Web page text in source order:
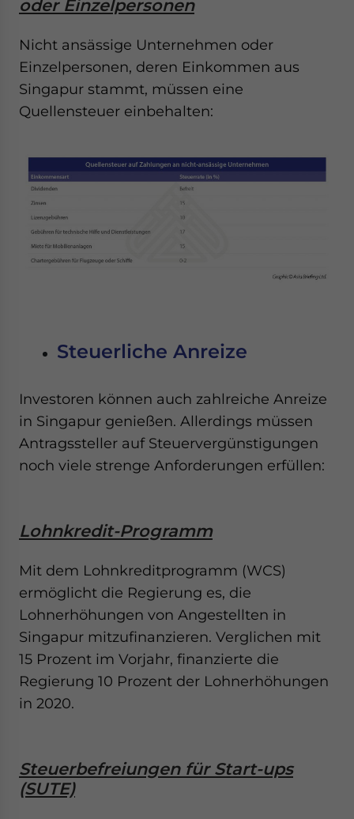
oder Einzelpersonen
Nicht ansässige Unternehmen oder
Einzelpersonen, deren Einkommen aus
Singapur stammt, müssen eine
Quellensteuer einbehalten:
Steuerliche Anreize
Investoren können auch zahlreiche Anreize
in Singapur genießen. Allerdings müssen
Antragssteller auf Steuervergünstigungen
noch viele strenge Anforderungen erfüllen:
Lohnkredit-Programm
Mit dem Lohnkreditprogramm (WCS)
ermöglicht die Regierung es, die
Lohnerhöhungen von Angestellten in
Singapur mitzufinanzieren. Verglichen mit
15 Prozent im Vorjahr, finanzierte die
Regierung 10 Prozent der Lohnerhöhungen
in 2020.
Steuerbefreiungen für Start-ups
(SUTE)